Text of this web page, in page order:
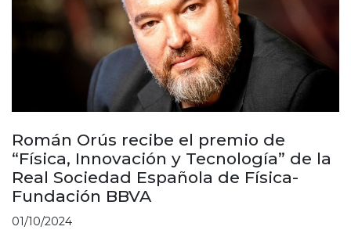
Román Orús recibe el premio de
“Física, Innovación y Tecnología” de la
Real Sociedad Española de Física-
Fundación BBVA
01/10/2024